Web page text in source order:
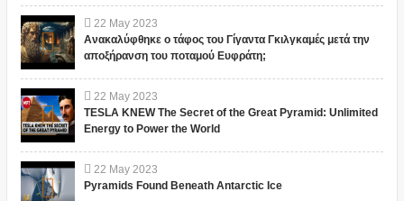
22 May 2023
Ανακαλύφθηκε ο τάφος του Γίγαντα Γκιλγκαμές μετά την
αποξήρανση του ποταμού Ευφράτη;
22 May 2023
TESLA KNEW The Secret of the Great Pyramid: Unlimited
Energy to Power the World
22 May 2023
Pyramids Found Beneath Antarctic Ice